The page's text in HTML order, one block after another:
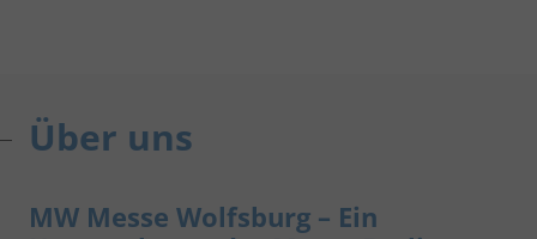
Über uns
MW Messe Wolfsburg – Ein